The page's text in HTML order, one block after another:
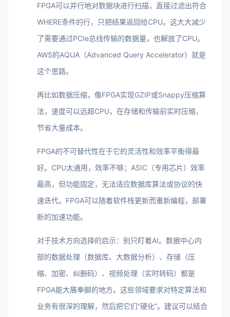
FPGA可以并行地对数据块进行扫描，直接过滤出符合
WHERE条件的行，只把结果返回给CPU。这大大减少
了需要通过PCIe总线传输的数据量，也解放了CPU。
AWS的AQUA（Advanced Query Accelerator）就是
这个思路。
再比如数据压缩，像FPGA实现GZIP或Snappy压缩算
法，速度可以远超CPU，在存储和传输前实时压缩，
节省大量成本。
FPGA的不可替代性在于它的灵活性和效率平衡得最
好。CPU太通用，效率不够；ASIC（专用芯片）效率
最高，但功能固定，无法适应数据库算法或协议的快
速迭代。FPGA可以随着软件栈更新而重新编程，部署
新的加速功能。
对于技术方向选择的启示：别只盯着AI。数据中心内
部的数据处理（数据库、大数据分析）、存储（压
缩、加密、纠删码）、视频处理（实时转码）都是
FPGA能大展拳脚的地方。这些领域要求对特定算法和
业务有很深的理解，然后把它们“硬化”。建议可以结合